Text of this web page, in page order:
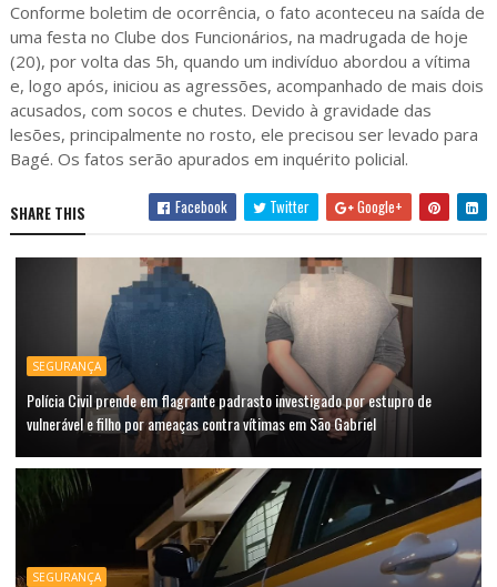
Conforme boletim de ocorrência, o fato aconteceu na saída de
uma festa no Clube dos Funcionários, na madrugada de hoje
(20), por volta das 5h, quando um indivíduo abordou a vítima
e, logo após, iniciou as agressões, acompanhado de mais dois
acusados, com socos e chutes. Devido à gravidade das
lesões, principalmente no rosto, ele precisou ser levado para
Bagé. Os fatos serão apurados em inquérito policial.
SHARE THIS Facebook Twitter Google+
SEGURANÇA
Polícia Civil prende em flagrante padrasto investigado por estupro de
vulnerável e filho por ameaças contra vítimas em São Gabriel
SEGURANÇA